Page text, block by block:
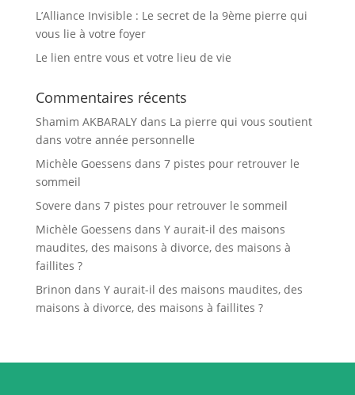
L’Alliance Invisible : Le secret de la 9ème pierre qui
vous lie à votre foyer
Le lien entre vous et votre lieu de vie
Commentaires récents
Shamim AKBARALYdans La pierre qui vous soutient
dans votre année personnelle
Michèle Goessens dans 7 pistes pour retrouver le
sommeil
Sovere dans 7 pistes pour retrouver le sommeil
Michèle Goessens dans Y aurait-il des maisons
maudites, des maisons à divorce, des maisons à
faillites ?
Brinon dans Y aurait-il des maisons maudites, des
maisons à divorce, des maisons à faillites ?